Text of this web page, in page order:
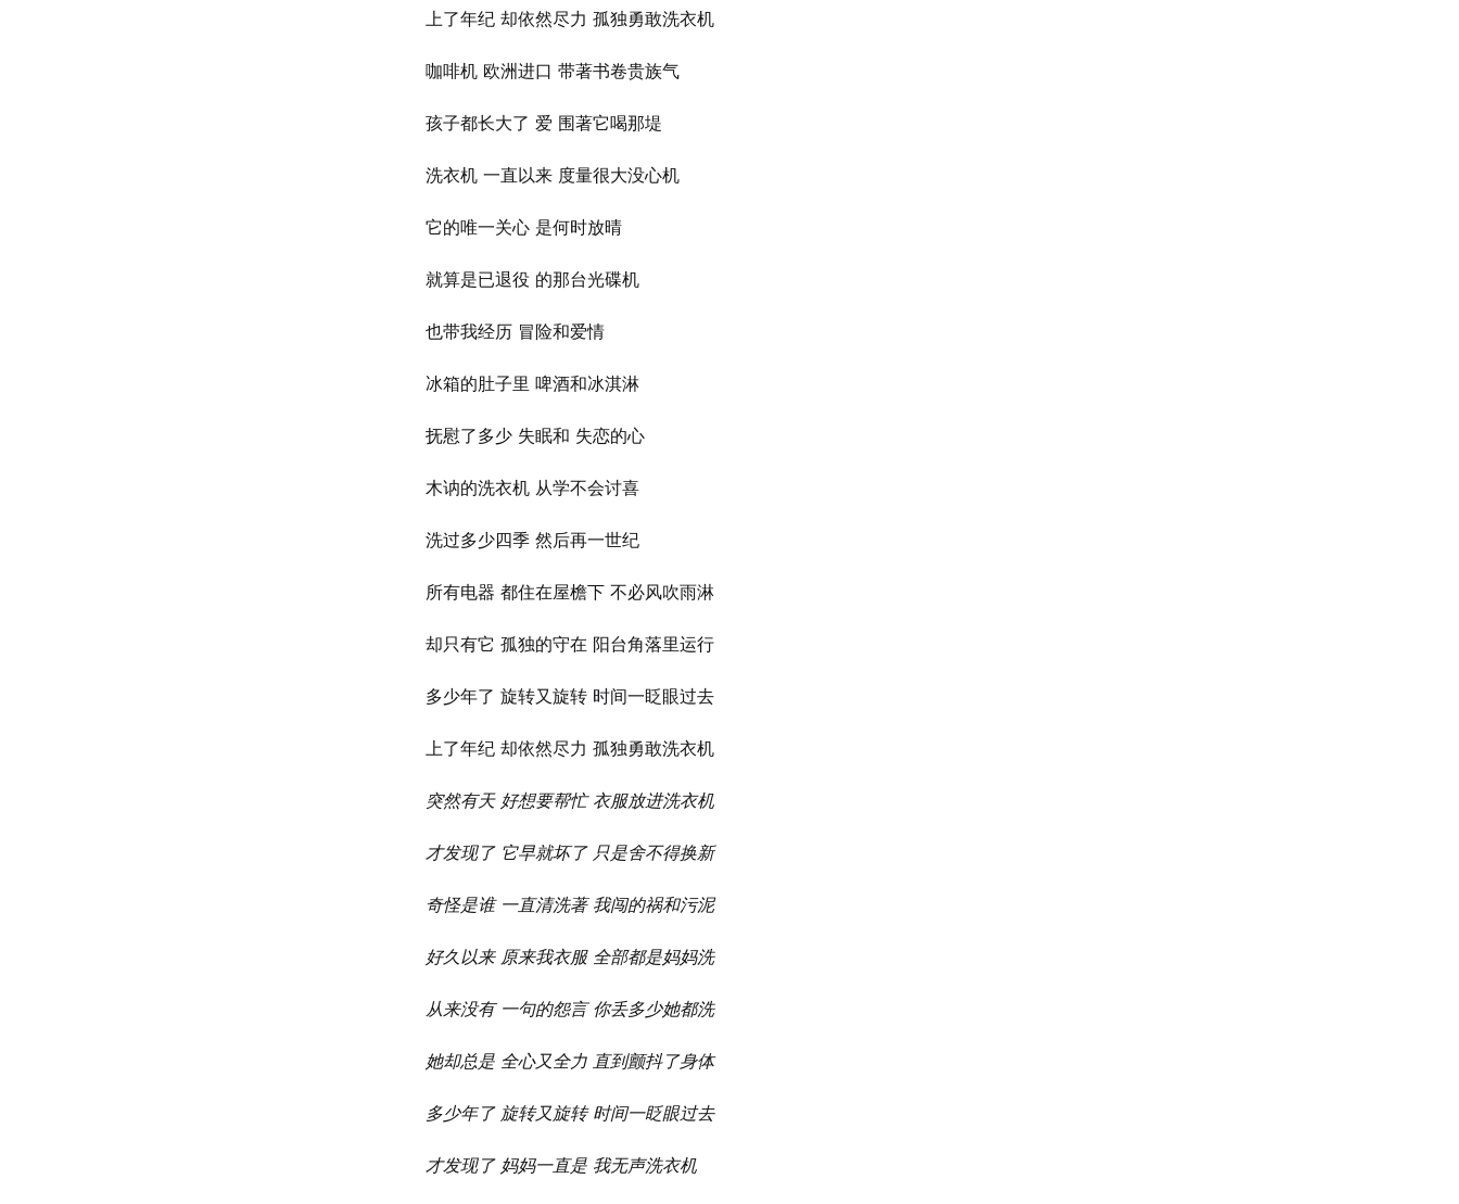
上了年纪 却依然尽力 孤独勇敢洗衣机
咖啡机 欧洲进口 带著书卷贵族气
孩子都长大了 爱 围著它喝那堤
洗衣机 一直以来 度量很大没心机
它的唯一关心 是何时放晴
就算是已退役 的那台光碟机
也带我经历 冒险和爱情
冰箱的肚子里 啤酒和冰淇淋
抚慰了多少 失眠和 失恋的心
木讷的洗衣机 从学不会讨喜
洗过多少四季 然后再一世纪
所有电器 都住在屋檐下 不必风吹雨淋
却只有它 孤独的守在 阳台角落里运行
多少年了 旋转又旋转 时间一眨眼过去
上了年纪 却依然尽力 孤独勇敢洗衣机
突然有天 好想要帮忙 衣服放进洗衣机
才发现了 它早就坏了 只是舍不得换新
奇怪是谁 一直清洗著 我闯的祸和污泥
好久以来 原来我衣服 全部都是妈妈洗
从来没有 一句的怨言 你丢多少她都洗
她却总是 全心又全力 直到颤抖了身体
多少年了 旋转又旋转 时间一眨眼过去
才发现了 妈妈一直是 我无声洗衣机